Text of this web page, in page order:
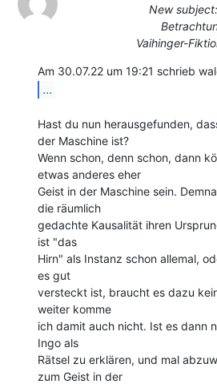
New
Vaihinger-
...
Hast du nun herausgefunden,
der Maschine ist?
Wenn schon, denn schon, dann
etwas anderes eher
Geist in der Maschine sein.
die räumlich
gedachte Kausalität ihren
ist "das
Hirn" als Instanz schon allemal,
es gut
versteckt ist, braucht es dazu
weiter komme
ich damit auch nicht. Ist es dann
Ingo als
Rätsel zu erklären, und mal
zum Geist in der